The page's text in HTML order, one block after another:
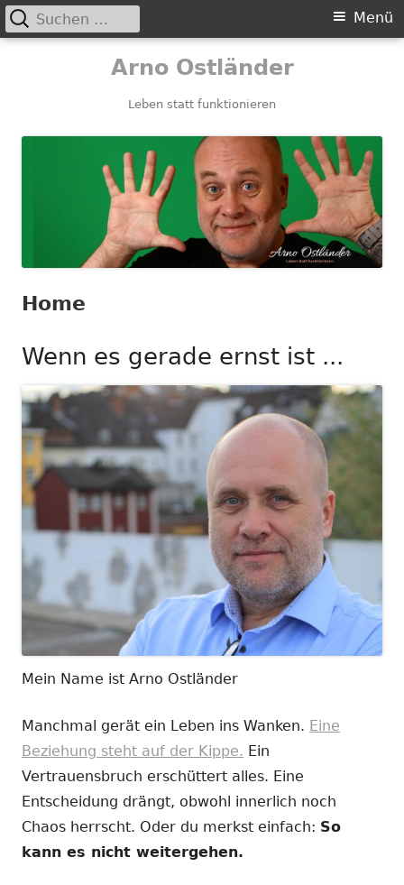
Arno Ostländer
Leben statt funktionieren
Primäres
Menü
Suchen
nach:
Home
Wenn es gerade ernst ist ...
Mein Name ist Arno Ostländer
Manchmal gerät ein Leben ins Wanken. Eine
Beziehung steht auf der Kippe. Ein
Vertrauensbruch erschüttert alles. Eine
Entscheidung drängt, obwohl innerlich noch
Chaos herrscht. Oder du merkst einfach: So
kann es nicht weitergehen.